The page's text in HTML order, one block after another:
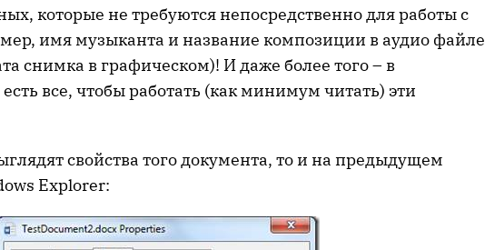
которые не требуются непосредственно для работы с
имя музыканта и название композиции в аудио файле
снимка в графическом)! И даже более того – в
все, чтобы работать (как минимум читать) эти
свойства того документа, то и на предыдущем
Explorer: